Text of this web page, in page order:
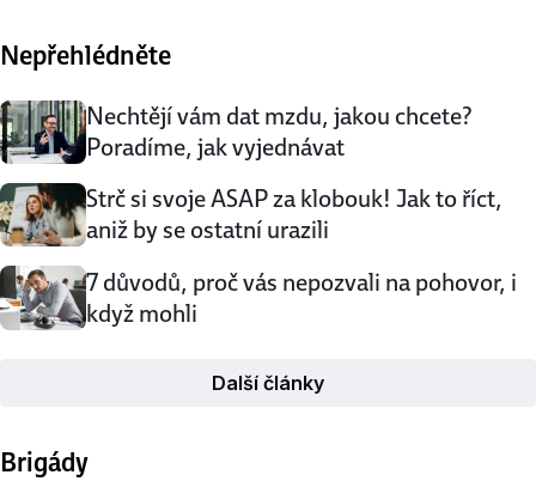
chyb se při jejich poskytování vyvarovat? Reference
vám dokáží pomoci k úspěchu. Musíte …
Nepřehlédněte
Nechtějí vám dat mzdu, jakou chcete?
Poradíme, jak vyjednávat
Strč si svoje ASAP za klobouk! Jak to říct,
aniž by se ostatní urazili
7 důvodů, proč vás nepozvali na pohovor, i
když mohli
Další články
Brigády